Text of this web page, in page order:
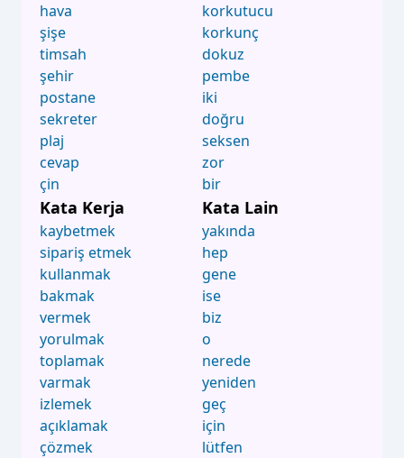
hava
şişe
timsah
şehir
postane
sekreter
plaj
cevap
çin
korkutucu
korkunç
dokuz
pembe
iki
doğru
seksen
zor
bir
Kata Kerja
kaybetmek
sipariş etmek
kullanmak
bakmak
vermek
yorulmak
toplamak
varmak
izlemek
açıklamak
çözmek
Kata Lain
yakında
hep
gene
ise
biz
o
nerede
yeniden
geç
için
lütfen